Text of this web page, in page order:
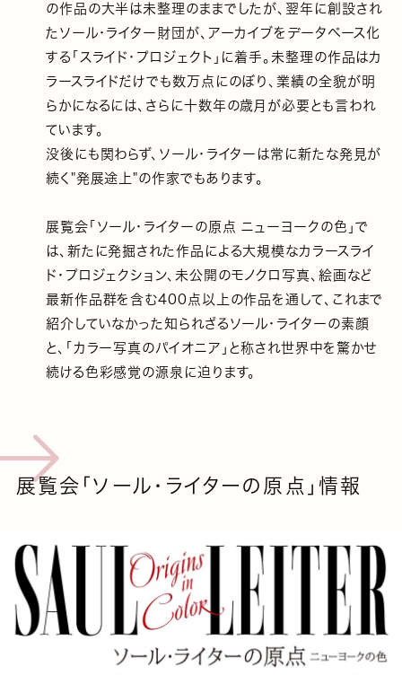
の作品の大半は未整理のままでしたが、翌年に創設され
たソール・ライター財団が、アーカイブをデータベース化
する「スライド・プロジェクト」に着手。未整理の作品はカ
ラースライドだけでも数万点にのぼり、業績の全貌が明
らかになるには、さらに十数年の歳月が必要とも言われ
ています。
没後にも関わらず、ソール・ライターは常に新たな発見が
続く"発展途上"の作家でもあります。
展覧会「ソール・ライターの原点 ニューヨークの色」で
は、新たに発掘された作品による大規模なカラースライ
ド・プロジェクション、未公開のモノクロ写真、絵画など
最新作品群を含む400点以上の作品を通して、これまで
紹介していなかった知られざるソール・ライターの素顔
と、「カラー写真のパイオニア」と称され世界中を驚かせ
続ける色彩感覚の源泉に迫ります。
展覧会「ソール・ライターの原点」情報